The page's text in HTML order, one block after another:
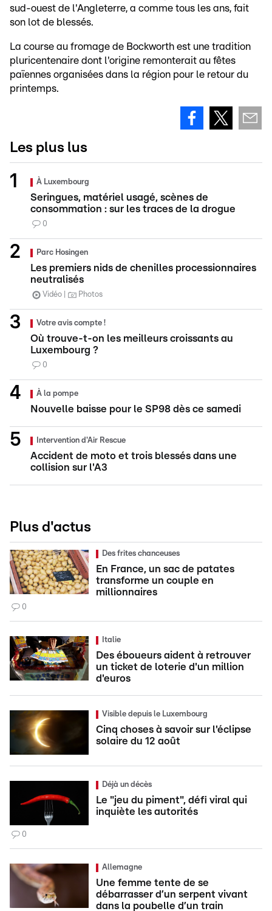
sud-ouest de l'Angleterre, a comme tous les ans, fait
son lot de blessés.
La course au fromage de Bockworth est une tradition
pluricentenaire dont l'origine remonterait au fêtes
païennes organisées dans la région pour le retour du
printemps.
Les plus lus
À Luxembourg
Seringues, matériel usagé, scènes de
consommation : sur les traces de la drogue
0
Parc Hosingen
Les premiers nids de chenilles processionnaires
neutralisés
Vidéo Photos
Votre avis compte !
Où trouve-t-on les meilleurs croissants au
Luxembourg ?
0
À la pompe
Nouvelle baisse pour le SP98 dès ce samedi
Intervention d'Air Rescue
Accident de moto et trois blessés dans une
collision sur l'A3
Plus d'actus
Des frites chanceuses
En France, un sac de patates
transforme un couple en
millionnaires
0
Italie
Des éboueurs aident à retrouver
un ticket de loterie d'un million
d'euros
Visible depuis le Luxembourg
Cinq choses à savoir sur l'éclipse
solaire du 12 août
Déjà un décès
Le "jeu du piment", défi viral qui
inquiète les autorités
0
Allemagne
Une femme tente de se
débarrasser d’un serpent vivant
dans la poubelle d’un train